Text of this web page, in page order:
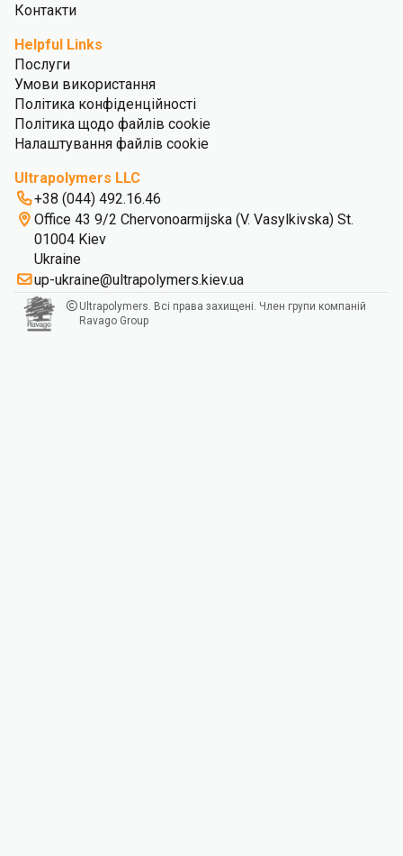
Контакти
Helpful Links
Послуги
Умови використання
Політика конфіденційності
Політика щодо файлів cookie
Налаштування файлів cookie
Ultrapolymers LLC
+38 (044) 492.16.46
Office 43 9/2 Chervonoarmijska (V. Vasylkivska) St.
01004 Kiev
Ukraine
up-ukraine@ultrapolymers.kiev.ua
Ultrapolymers. Всі права захищені. Член групи компаній
Ravago Group